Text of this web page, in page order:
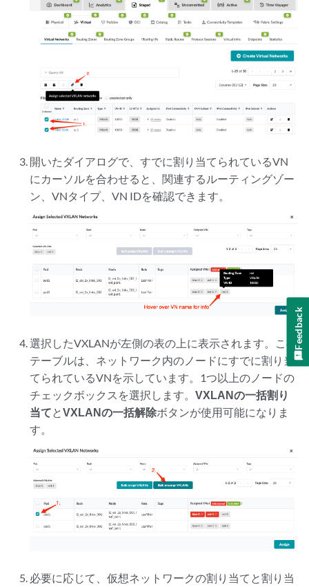
開いたダイアログで、すでに割り当てられているVN
にカーソルを合わせると、関連するルーティングゾー
ン、VNタイプ、VN IDを確認できます。
選択したVXLANが左側の表の上に表示されます。この
テーブルは、ネットワーク内のノードにすでに割り当
てられているVNを示しています。1つ以上のノードの
チェックボックスを選択します。VXLANの一括割り
当てとVXLANの一括解除ボタンが使用可能になりま
す。
必要に応じて、仮想ネットワークの割り当てと割り当
Feedback